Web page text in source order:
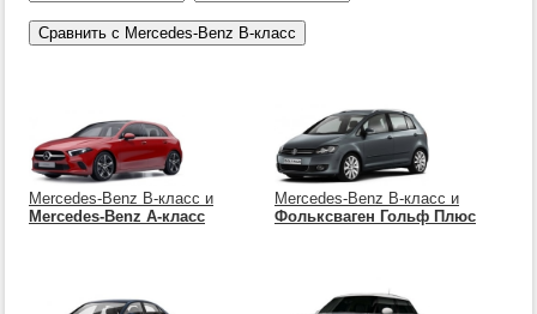
Mercedes-Benz B-класс и
Mercedes-Benz A-класс
Mercedes-Benz B-класс и
Фольксваген Гольф Плюс